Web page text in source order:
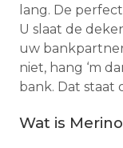
lang. De
U slaat de
uw
niet, hang ‘m
bank. Dat staat
Wat is